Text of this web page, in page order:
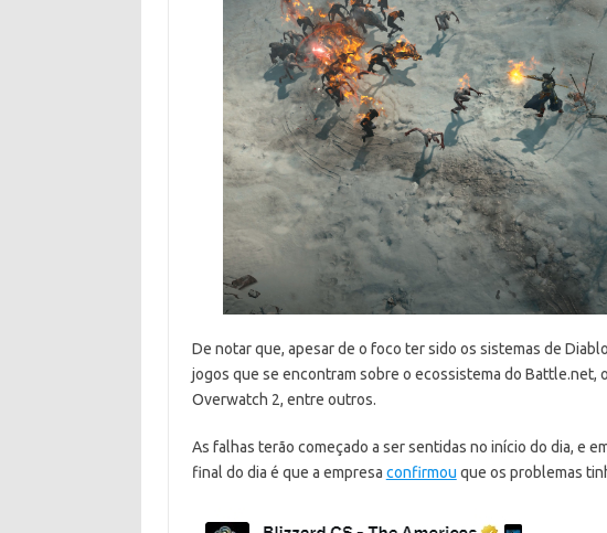
De notar que, apesar de o foco ter sido os sistemas de
jogos que se encontram sobre o ecossistema do Battle.net,
Overwatch 2, entre outros.
As falhas terão começado a ser sentidas no início do dia, e
final do dia é que a empresa confirmou que os problemas